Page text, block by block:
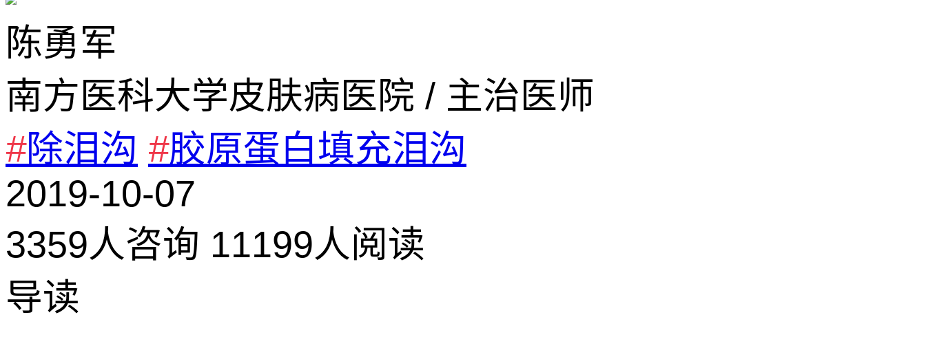
陈勇军
南方医科大学皮肤病医院 / 主治医师
#除泪沟 #胶原蛋白填充泪沟
2019-10-07
3359人咨询 11199人阅读
导读